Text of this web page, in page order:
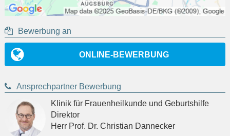
Bewerbung an
ONLINE-BEWERBUNG
Ansprechpartner Bewerbung
Klinik für Frauenheilkunde und Geburtshilfe
Direktor
Herr Prof. Dr. Christian Dannecker